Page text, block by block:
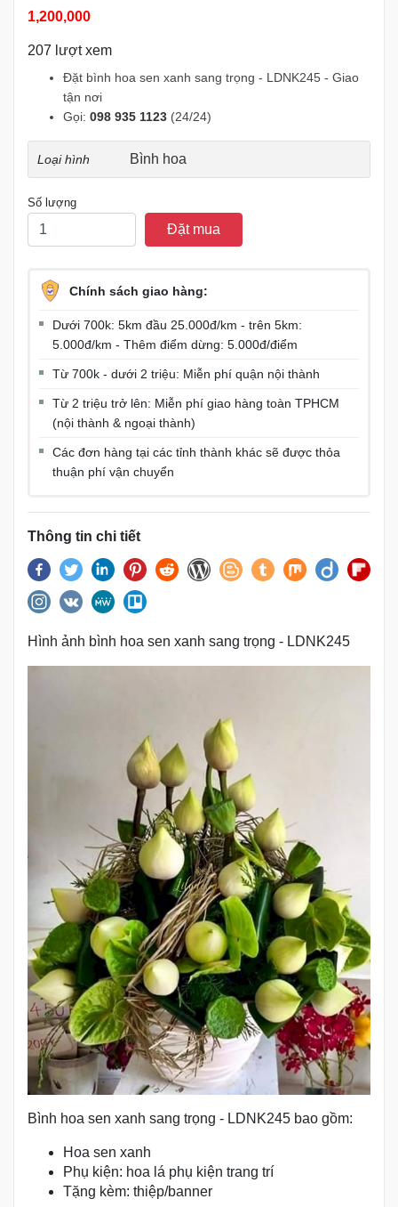
1,200,000
207 lượt xem
Đặt bình hoa sen xanh sang trọng - LDNK245 - Giao
tận nơi
Gọi: 098 935 1123 (24/24)
Loại hình Bình hoa
Số lượng
Đặt mua
Chính sách giao hàng:
Dưới 700k: 5km đầu 25.000đ/km - trên 5km:
5.000đ/km - Thêm điểm dừng: 5.000đ/điểm
Từ 700k - dưới 2 triệu: Miễn phí quận nội thành
Từ 2 triệu trở lên: Miễn phí giao hàng toàn TPHCM
(nội thành & ngoại thành)
Các đơn hàng tại các tỉnh thành khác sẽ được thỏa
thuận phí vận chuyển
Thông tin chi tiết
Hình ảnh bình hoa sen xanh sang trọng - LDNK245
Bình hoa sen xanh sang trọng - LDNK245 bao gồm:
Hoa sen xanh
Phụ kiện: hoa lá phụ kiện trang trí
Tặng kèm: thiệp/banner